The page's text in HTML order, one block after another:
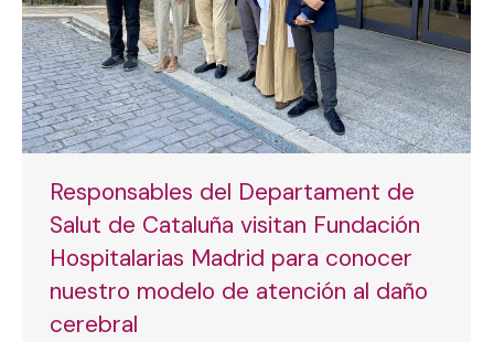
Responsables del Departament de
Salut de Cataluña visitan Fundación
Hospitalarias Madrid para conocer
nuestro modelo de atención al daño
cerebral